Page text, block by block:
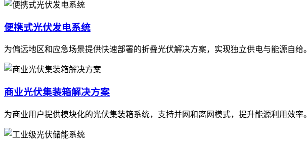
便携式光伏发电系统
为偏远地区和应急场景提供快速部署的折叠光伏解决方案，实现独立供电与能源自给。
商业光伏集装箱解决方案
为商业用户提供模块化的光伏集装箱系统，支持并网和离网模式，提升能源利用效率。